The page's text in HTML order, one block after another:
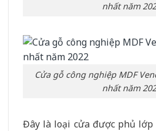
nhất năm
Cửa gỗ công nghiệp MDF
nhất năm
Đây là loại cửa được phủ lớp